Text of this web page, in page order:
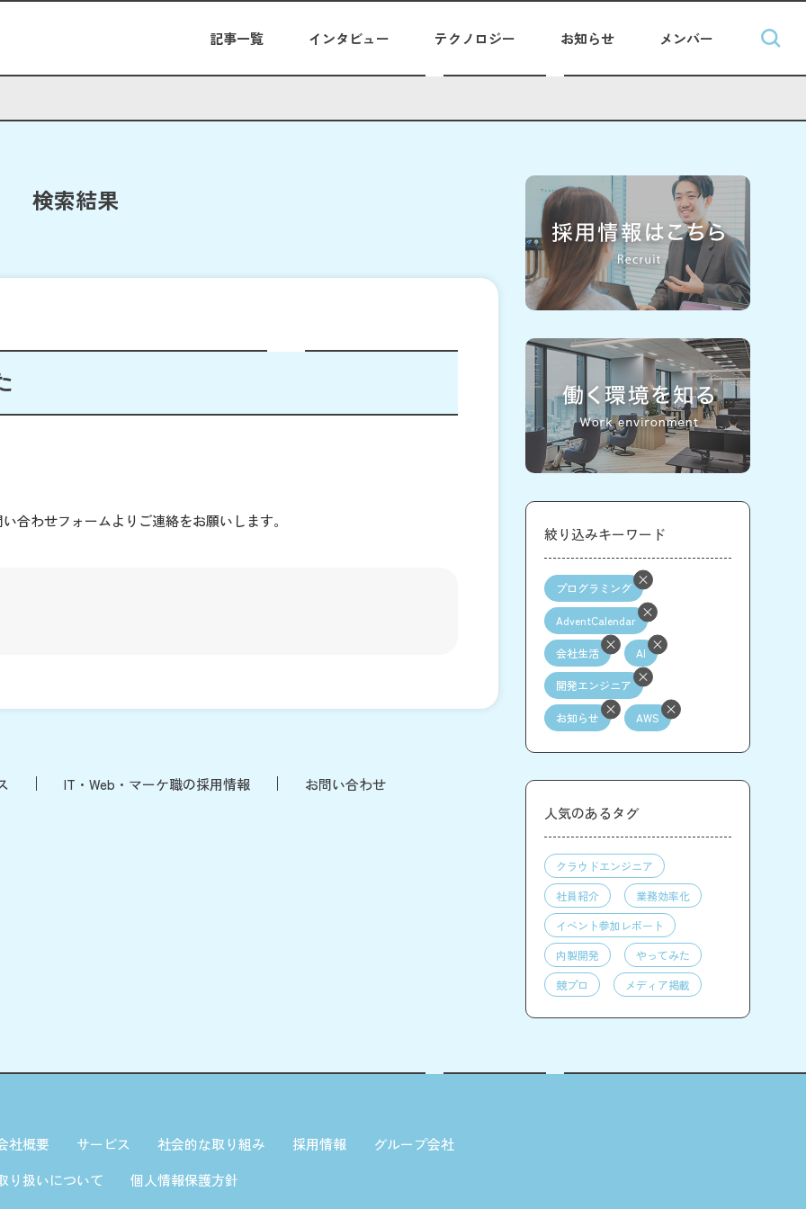
記事一覧 インタビュー テクノロジー お知らせ メンバー
検索結果
合わせフォームよりご連絡をお願いします。
IT・Web・マーケ職の採用情報 お問い合わせ
絞り込みキーワード
プログラミング
AdventCalendar
会社生活 AI
開発エンジニア
お知らせ AWS
人気のあるタグ
クラウドエンジニア
社員紹介
業務効率化
イベント参加レポート
内製開発
やってみた
競プロ
メディア掲載
社概要 サービス 社会的な取り組み 採用情報
グループ会社
り扱いについて
個人情報保護方針